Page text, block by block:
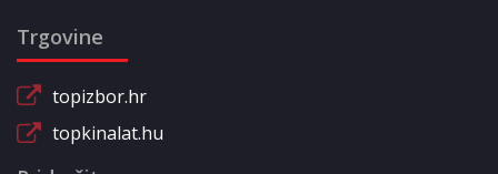
Trgovine
topizbor.hr
topkinalat.hu